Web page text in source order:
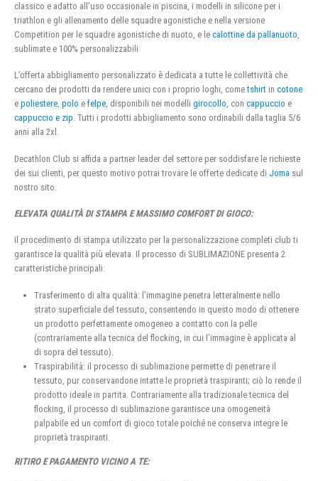
classico e adatto all’uso occasionale in piscina, i modelli in silicone per i
triathlon e gli allenamento delle squadre agonistiche e nella versione
Competition per le squadre agonistiche di nuoto, e le calottine da pallanuoto,
sublimate e 100% personalizzabili
L’offerta abbigliamento personalizzato è dedicata a tutte le collettività che
cercano dei prodotti da rendere unici con i proprio loghi, cometshirt in cotone
e poliestere, polo e felpe, disponibili nei modelli girocollo, con cappuccio e
cappuccio e zip. Tutti i prodotti abbigliamento sono ordinabili dalla taglia 5/6
anni alla 2xl.
Decathlon Club si affida a partner leader del settore per soddisfare le richieste
dei sui clienti, per questo motivo potrai trovare le offerte dedicate di Joma sul
nostro sito.
ELEVATA QUALITÀ DI STAMPA E MASSIMO COMFORT DI GIOCO:
Il procedimento di stampa utilizzato per la personalizzazione completi club ti
garantisce la qualità più elevata. Il processo di SUBLIMAZIONE presenta 2
caratteristiche principali:
Trasferimento di alta qualità: l’immagine penetra letteralmente nello
strato superficiale del tessuto, consentendo in questo modo di ottenere
un prodotto perfettamente omogeneo a contatto con la pelle
(contrariamente alla tecnica del flocking, in cui l’immagine è applicata al
di sopra del tessuto).
Traspirabilità: il processo di sublimazione permette di penetrare il
tessuto, pur conservandone intatte le proprietà traspiranti; ciò lo rende il
prodotto ideale in partita. Contrariamente alla tradizionale tecnica del
flocking, il processo di sublimazione garantisce una omogeneità
palpabile ed un comfort di gioco totale poiché ne conserva integre le
proprietà traspiranti.
RITIRO E PAGAMENTO VICINO A TE: